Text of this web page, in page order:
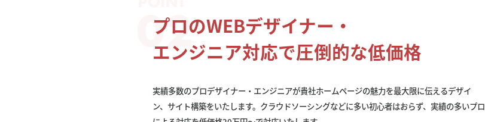
プロのWEBデザイナー・
エンジニア対応で圧倒的な低価格
実績多数のプロデザイナー・エンジニアが貴社ホームページの魅力を最大限に伝えるデザイ
ン、サイト構築をいたします。クラウドソーシングなどに多い初心者はおらず、実績の多いプロ